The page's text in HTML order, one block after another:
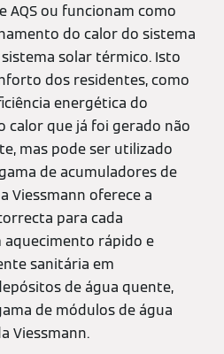
AQS ou funcionam como
do calor do sistema
solar térmico. Isto
dos residentes, como
energética do
calor que já foi gerado não
mas pode ser utilizado
de acumuladores de
Viessmann oferece a
para cada
aquecimento rápido e
sanitária em
de água quente,
de módulos de água
Viessmann.